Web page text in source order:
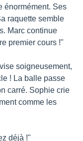
énormément. Ses
raquette semble
Marc continue
premier cours !"
soigneusement,
! La balle passe
carré. Sophie crie
comme les
déjà !"